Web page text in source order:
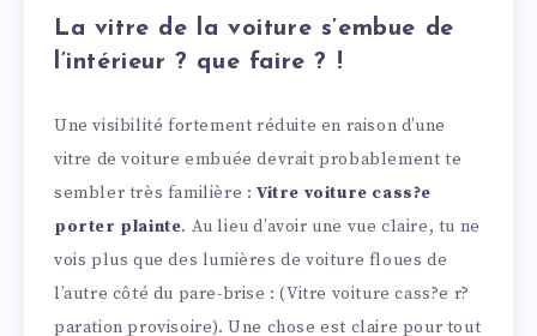
La vitre de la voiture s’embue de
l’intérieur ? que faire ? !
Une visibilité fortement réduite en raison d’une
vitre de voiture embuée devrait probablement te
sembler très familière :Vitre voiture cass?e
porter plainte. Au lieu d’avoir une vue claire, tu ne
vois plus que des lumières de voiture floues de
l’autre côté du pare-brise : (Vitre voiture cass?e r?
paration provisoire). Une chose est claire pour tout